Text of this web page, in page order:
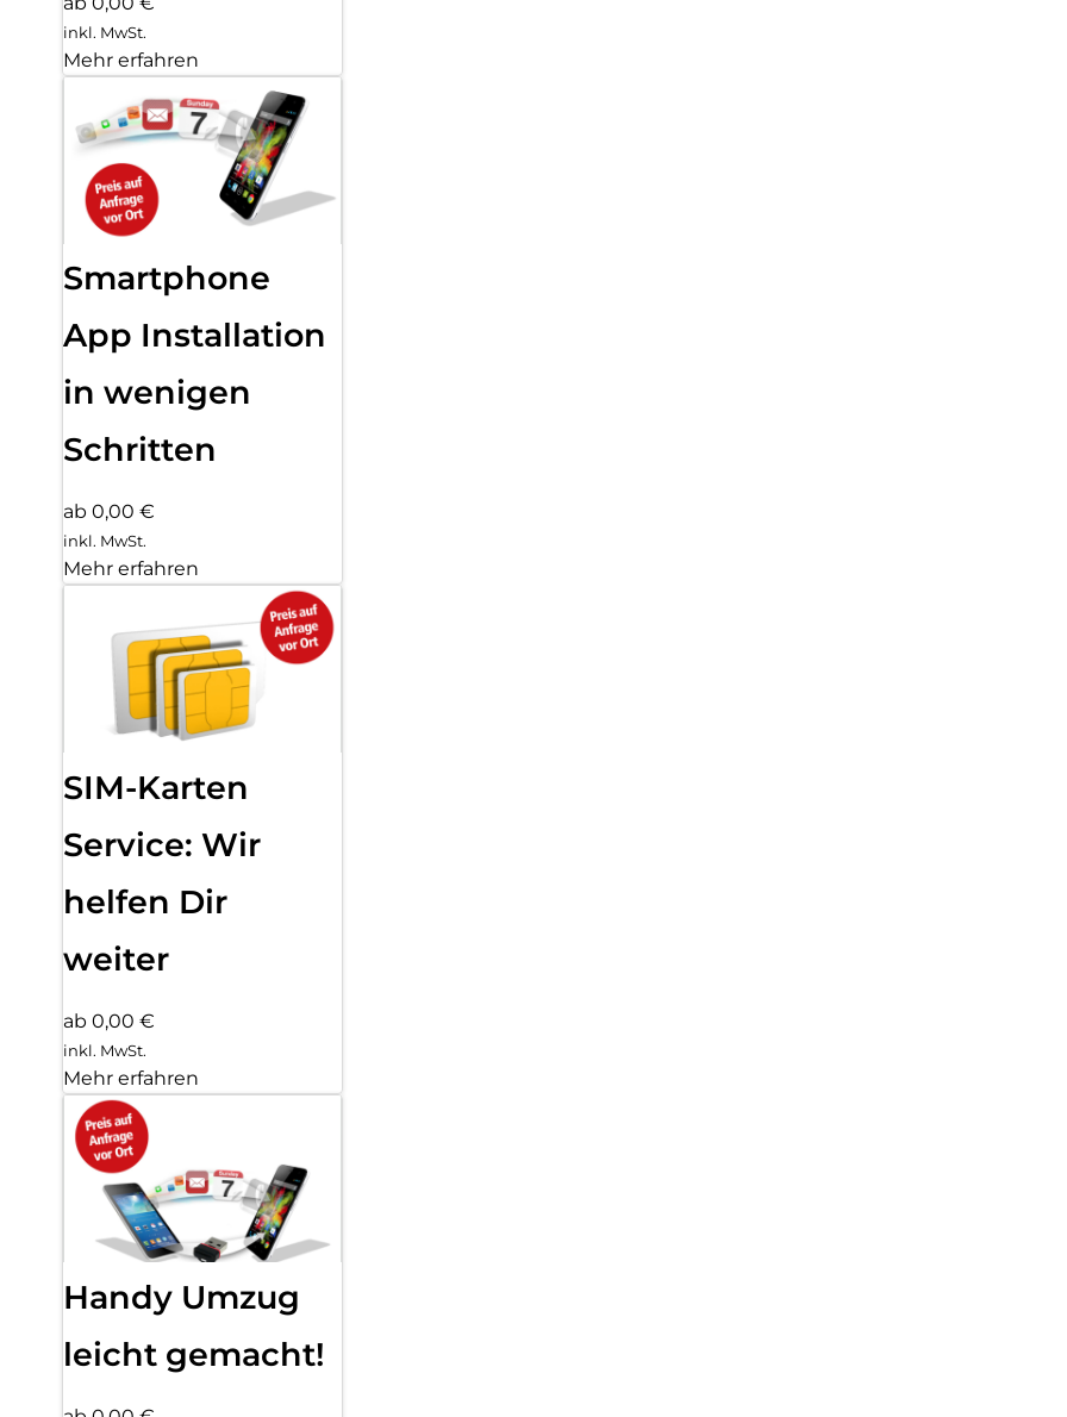
inkl. MwSt.
Mehr erfahren
Smartphone
App Installation
in wenigen
Schritten
ab 0,00 €
inkl. MwSt.
Mehr erfahren
SIM-Karten
Service: Wir
helfen Dir
weiter
ab 0,00 €
inkl. MwSt.
Mehr erfahren
Handy Umzug
leicht gemacht!